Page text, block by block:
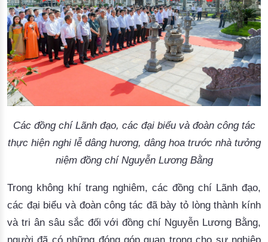
Các đồng chí Lãnh đạo, các đại biểu và đoàn công tác
thực hiện nghi lễ dâng hương, dâng hoa trước nhà tưởng
niệm đồng chí Nguyễn Lương Bằng
Trong không khí trang nghiêm, các đồng chí Lãnh đạo,
các đại biểu và đoàn công tác đã bày tỏ lòng thành kính
và tri ân sâu sắc đối với đồng chí Nguyễn Lương Bằng,
người đã có những đóng góp quan trọng cho sự nghiệp